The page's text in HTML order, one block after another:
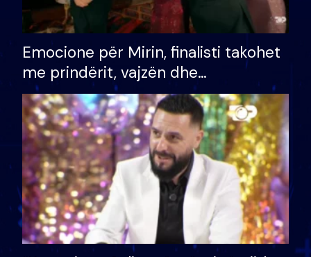
Emocione për Mirin, finalisti takohet
me prindërit, vajzën dhe
bashkëshorten: S’kemi ndonjë letër
divorci apo jo?